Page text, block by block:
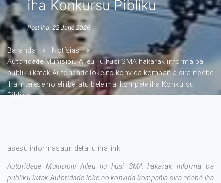
iha Konkursu Pibliku
Post iha: 22 June 2026
Baranda
Notísias
Autoridade Munisipiu Aileu liu husi SMA hakarak informa ba
publiku katak Autoridade loke no konvida kompañia sira ne’ebé
iha interese no elijibel atu bele mai kompete iha Konkursu
Pibliku
asesu informasaun detallu iha link :
Autoridade Munisipiu Aileu liu husi SMA hakarak informa ba
publiku katak Autoridade loke no konvida kompañia sira ne’ebé iha